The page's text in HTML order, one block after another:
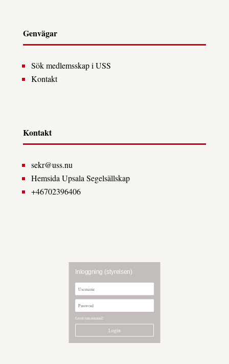
Genvägar
Sök medlemsskap i USS
Kontakt
Kontakt
sekr@uss.nu
Hemsida Upsala Segelsällskap
+46702396406
Inloggning (styrelsen)
Forgot your password?
Login